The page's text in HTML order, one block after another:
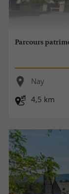
Parcours
Nay
4,5 km